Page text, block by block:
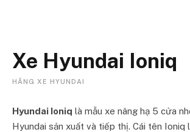
Xe Hyundai Ioniq
HÃNG XE HYUNDAI
Hyundai Ioniq là mẫu xe nâng hạ 5 cửa
Hyundai sản xuất và tiếp thị. Cái tên Ioniq